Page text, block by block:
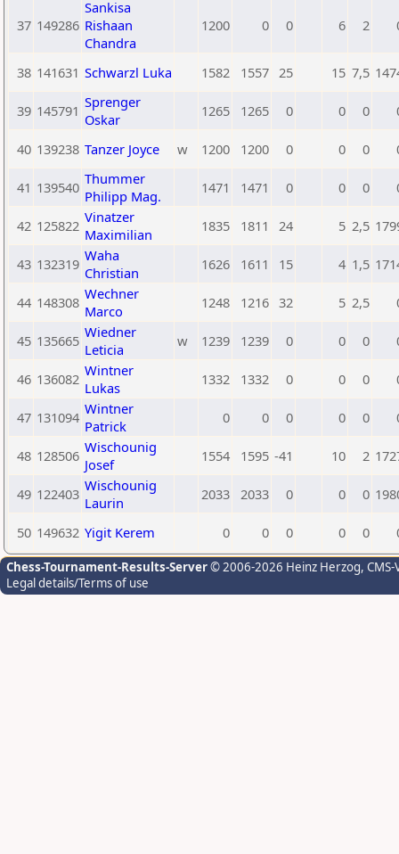
37 149286
Sankisa
Rishaan
Chandra
1200 0 0 6 2
38 141631 Schwarzl Luka 1582 1557 25 15 7,5
39 145791 Sprenger
Oskar
1265 1265 0 0 0
40 139238 Tanzer Joyce w 1200 1200 0 0 0
41 139540 Thummer
Philipp Mag.
1471 1471 0 0 0
42 125822 Vinatzer
Maximilian
1835 1811 24 5 2,5
43 132319 Waha
Christian
1626 1611 15 4 1,5
44 148308 Wechner
Marco
1248 1216 32 5 2,5
45 135665 Wiedner
Leticia
w 1239 1239 0 0 0
46 136082 Wintner
Lukas
1332 1332 0 0 0
47 131094 Wintner
Patrick
0 0 0 0 0
48 128506 Wischounig
Josef
1554 1595 -41 10 2
49 122403 Wischounig
Laurin
2033 2033 0 0 0
50 149632 Yigit Kerem 0 0 0 0 0
Chess-Tournament-Results-Server© 2006-2026 Heinz Herzog,
Legal details/Terms of use